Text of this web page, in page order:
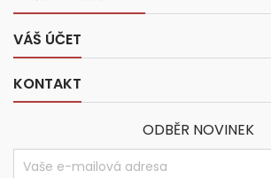
VÁŠ ÚČET
KONTAKT
ODBĚR NOVINEK